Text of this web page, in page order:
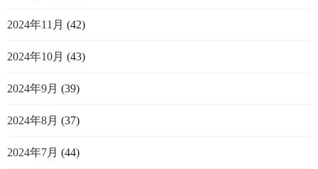
2024年11月 (42)
2024年10月 (43)
2024年9月 (39)
2024年8月 (37)
2024年7月 (44)